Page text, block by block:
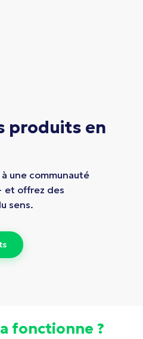
produits en
une communauté
et offrez des
sens.
s
fonctionne ?